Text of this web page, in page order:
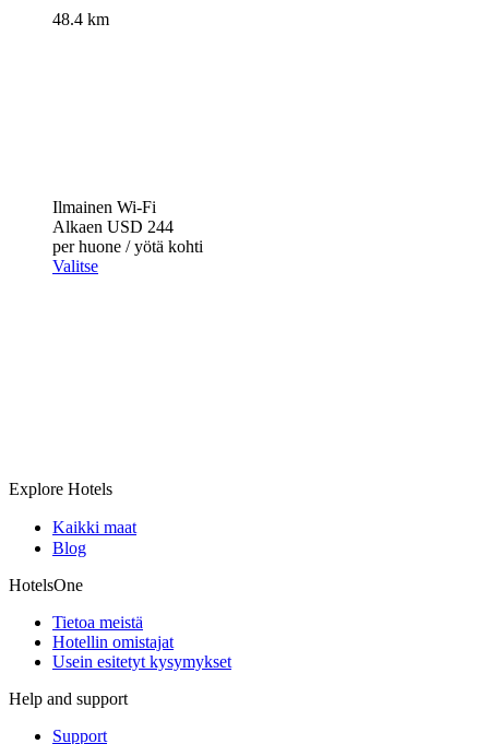
48.4 km
Ilmainen Wi-Fi
Alkaen USD 244
per huone / yötä kohti
Valitse
Explore Hotels
Kaikki maat
Blog
HotelsOne
Tietoa meistä
Hotellin omistajat
Usein esitetyt kysymykset
Help and support
Support